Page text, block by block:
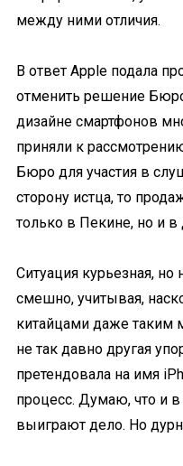
между ними отличия.
В ответ Apple подала
отменить решение
дизайне смартфонов
приняли к
Бюро для участия в
сторону истца, то
только в Пекине, но и в
Ситуация курьезная, но
смешно, учитывая,
китайцами даже таким
не так давно другая
претендовала на имя
процесс. Думаю, что и
выиграют дело. Но